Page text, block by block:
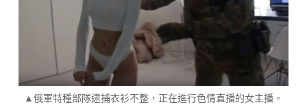
▲俄軍特種部隊逮捕衣衫不整，正在進行色情直播的女主播。